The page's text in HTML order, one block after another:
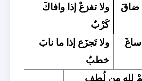
ضاقَ
ولا تفزعْ إذا وافاكَ
كَرْبٌ
ساغَ
ولا تَجزَع إذا ما نابَ
خطبٌ
للهِ مِن لُطفٍ